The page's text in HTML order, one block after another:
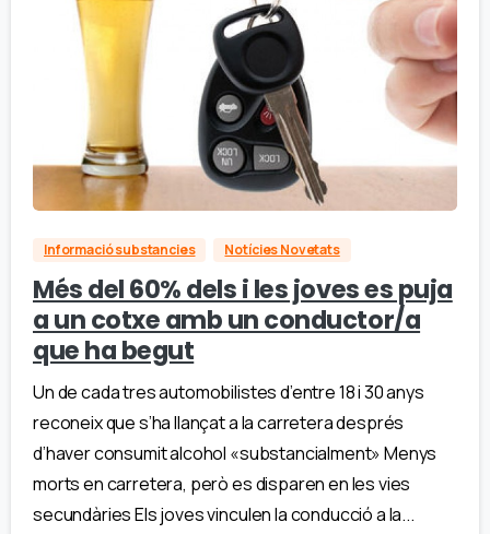
Informació substancies Notícies Novetats
Més del 60% dels i les joves es puja
a un cotxe amb un conductor/a
que ha begut
Un de cada tres automobilistes d’entre 18 i 30 anys
reconeix que s’ha llançat a la carretera després
d’haver consumit alcohol «substancialment» Menys
morts en carretera, però es disparen en les vies
secundàries Els joves vinculen la conducció a la...